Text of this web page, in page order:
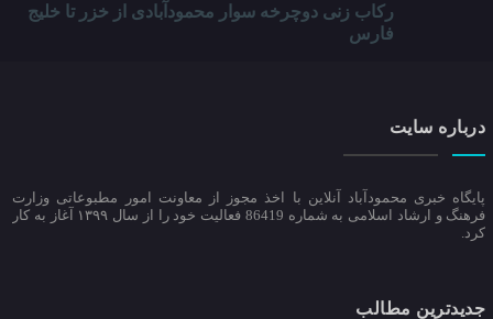
رکاب زنی دوچرخه سوار محمودآبادی از خزر تا خلیج
فارس
درباره سایت
پایگاه خبری محمودآباد آنلاین با اخذ مجوز از معاونت امور مطبوعاتی وزارت
فرهنگ و ارشاد اسلامی به شماره 86419 فعالیت خود را از سال ۱۳۹۹ آغاز به کار
کرد.
جدیدترین مطالب